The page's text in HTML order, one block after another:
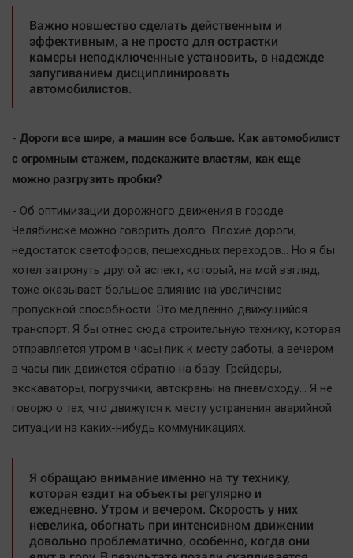
Гороскоп
Дети
ЖКХ
Интервью
Конкурс
Народная журналистика
Наука
Обсуждаем
Отдых
Персона
Светская жизнь
Тенденции
Точка на карте
Важно новшество сделать действенным и
эффективным, а не просто для острастки
камеры неподключенные установить, в надежде
запугиванием дисциплинировать
автомобилистов.
- Дороги все шире, а машин все больше. Как автомобилист
с огромным стажем, подскажите властям, как еще
можно разгрузить пробки?
- Об оптимизации дорожного движения в городе
Челябинске можно говорить долго. Плохие дороги,
недостаток светофоров, пешеходных переходов... Но я бы
хотел затронуть другой аспект, который, на мой взгляд,
тоже оказывает большое влияние на увеличение
пропускной способности. Это медленно движущийся
транспорт. Я бы отнес сюда строительную технику, которая
отправляется утром в часы пик к месту работы, а вечером
в часы пик движется обратно на базу. Грейдеры,
экскаваторы, погрузчики, автокраны на пневмоходу... Я не
говорю о тех, что движутся к месту устранения аварийной
ситуации на каких-нибудь коммуникациях.
Я обращаю внимание именно на ту технику,
которая ездит на объекты регулярно и
ежедневно. Утром и вечером. Скорость у них
невелика, обогнать при интенсивном движении
довольно проблематично, особенно, когда они